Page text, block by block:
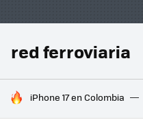
red ferroviaria
HOY SE HABLA DE
iPhone 17 en Colombia